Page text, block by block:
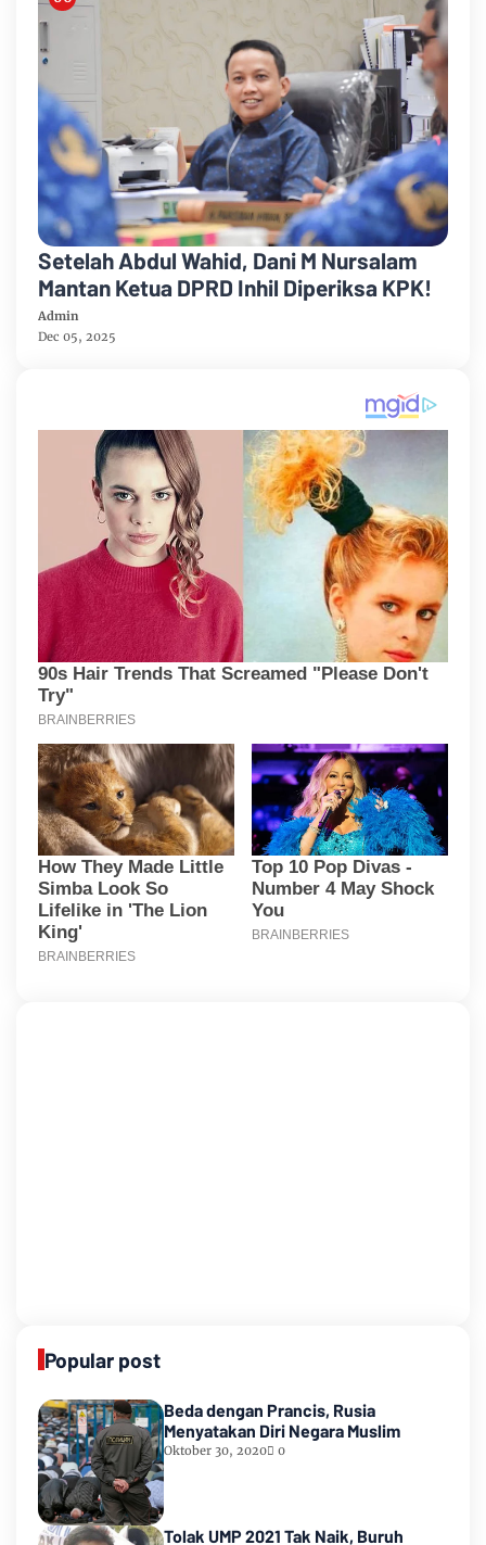
Setelah Abdul Wahid, Dani M Nursalam
Mantan Ketua DPRD Inhil Diperiksa KPK!
Admin
Dec 05, 2025
Popular post
Beda dengan Prancis, Rusia
Menyatakan Diri Negara Muslim
Oktober 30, 2020 0
Tolak UMP 2021 Tak Naik, Buruh